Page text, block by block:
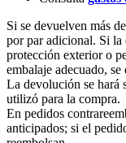
Si se devuelven más
por par adicional. Si la
protección exterior o
embalaje adecuado,
La devolución se hará
utilizó para la compra.
En pedidos
anticipados; si el